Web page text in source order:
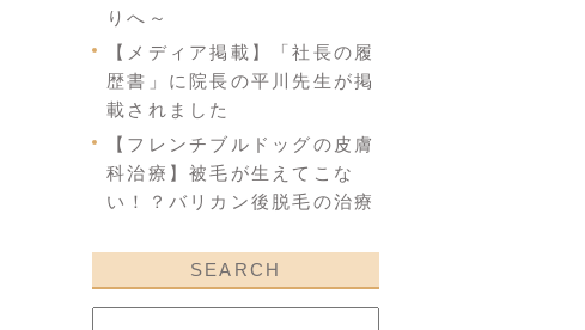
りへ～
【メディア掲載】「社長の履
歴書」に院長の平川先生が掲
載されました
【フレンチブルドッグの皮膚
科治療】被毛が生えてこな
い！？バリカン後脱毛の治療
SEARCH